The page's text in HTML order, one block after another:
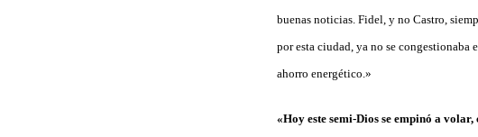
buenas noticias. Fidel, y no Castro,
por esta ciudad, ya no se congestionaba
ahorro energético.»
«Hoy este semi-Dios se empinó a